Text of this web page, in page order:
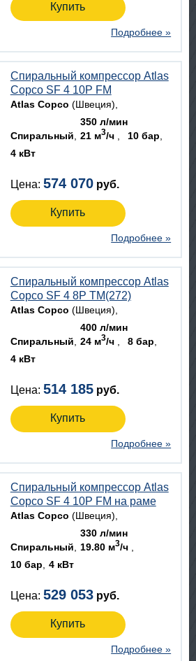
Купить
Подробнее »
Спиральный компрессор Atlas
Copco SF 4 10P FM
Atlas Copco (Швеция)
Спиральный
350 л/мин
21 м3/ч
10 бар
4 кВт
Цена: 574 070 руб.
Купить
Подробнее »
Спиральный компрессор Atlas
Copco SF 4 8P TM(272)
Atlas Copco (Швеция)
Спиральный
400 л/мин
24 м3/ч
8 бар
4 кВт
Цена: 514 185 руб.
Купить
Подробнее »
Спиральный компрессор Atlas
Copco SF 4 10P FM на раме
Atlas Copco (Швеция)
Спиральный
330 л/мин
19.80 м3/ч
10 бар
4 кВт
Цена: 529 053 руб.
Купить
Подробнее »